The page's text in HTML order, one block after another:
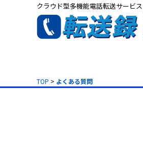
クラウド型多機能電話転送サービス
TOP > よくある質問